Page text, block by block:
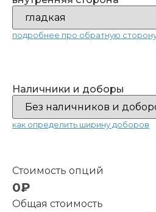
подробнее про обратную
Наличники и доборы
как определить ширину доборов
Стоимость опций
0₽
Общая стоимость